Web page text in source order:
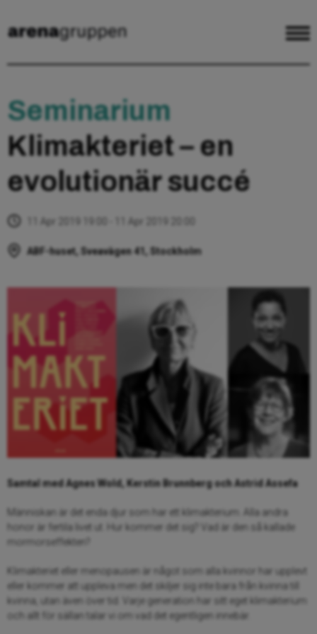
Seminarium
Klimakteriet – en
evolutionär succé
11 Apr 2019 19:00 - 11 Apr 2019 20:00
ABF-huset, Sveavägen 41, Stockholm
Samtal med Agnes Wold, Kerstin Brunnberg och Astrid Assefa
Människan är det enda djur som har ett klimakterium. Alla andra
honor är fertila livet ut. Hur kommer det sig? Vad är den så kallade
mormorseffekten?
Klimakteriet eller menopausen är något som alla kvinnor har upplevt
eller kommer att uppleva men det skiljer sig inte bara från kvinna till
kvinna, utan även över tid. Varje generation har sitt eget klimakterium
och allt för sällan talar vi om vad det egentligen innebär.